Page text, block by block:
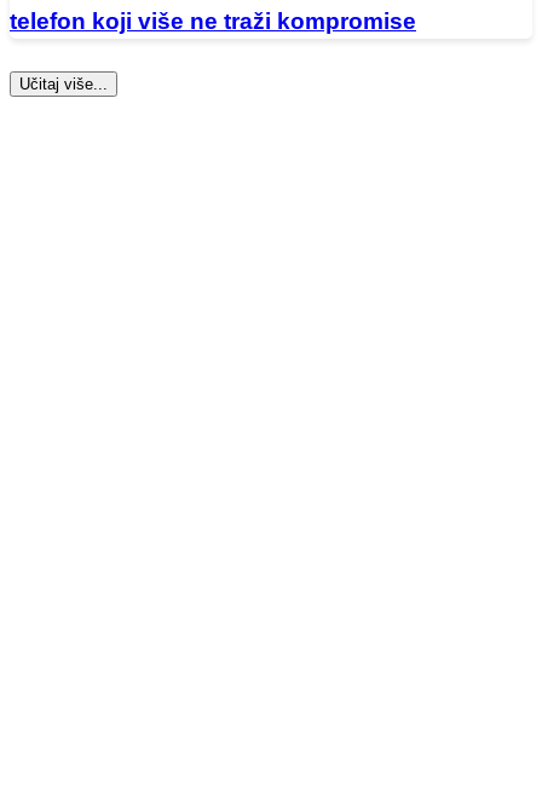
telefon koji više ne traži kompromise
Učitaj više...